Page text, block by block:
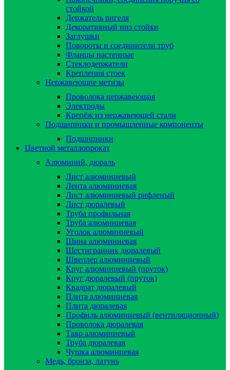
стойкой
Держатель ригеля
Декоративный низ стойки
Заглушки
Повороты и соединители труб
Фланцы настенные
Стеклодержатели
Крепления стоек
Нержавеющие метизы
Проволока нержавеющая
Электроды
Крепёж из нержавеющей стали
Подшипники и промышленные компоненты
Подшипники
Цветной металлопрокат
Алюминий, дюраль
Лист алюминиевый
Лента алюминиевая
Лист алюминиевый рифленый
Лист дюралевый
Труба профильная
Труба алюминиевая
Уголок алюминиевый
Шина алюминиевая
Шестигранник дюралевый
Швеллер алюминиевый
Круг алюминиевый (пруток)
Круг дюралевый (пруток)
Квадрат дюралевый
Плита алюминиевая
Плита дюралевая
Профиль алюминиевый (вентиляционный)
Проволока дюралевая
Тавр алюминиевый
Труба дюралевая
Чушка алюминиевая
Медь, бронза, латунь